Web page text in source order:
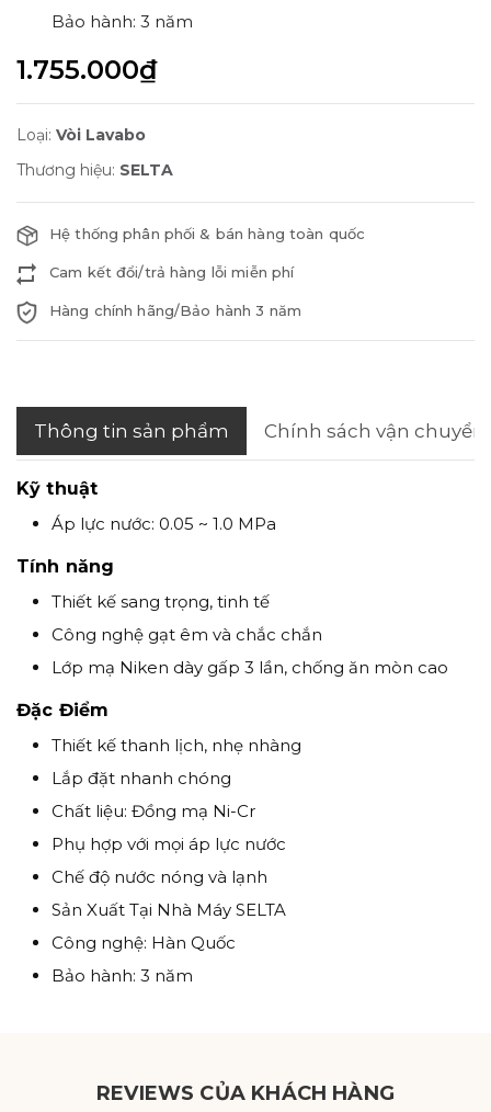
Bảo hành: 3 năm
1.755.000₫
Loại: Vòi Lavabo
Thương hiệu: SELTA
Hệ thống phân phối & bán hàng toàn quốc
Cam kết đổi/trả hàng lỗi miễn phí
Hàng chính hãng/Bảo hành 3 năm
Thông tin sản phẩm Chính sách vận chuyển
Kỹ thuật
Áp lực nước: 0.05 ~ 1.0 MPa
Tính năng
Thiết kế sang trọng, tinh tế
Công nghệ gạt êm và chắc chắn
Lớp mạ Niken dày gấp 3 lần, chống ăn mòn cao
Đặc Điểm
Thiết kế thanh lịch, nhẹ nhàng
Lắp đặt nhanh chóng
Chất liệu: Đồng mạ Ni-Cr
Phụ hợp với mọi áp lực nước
Chế độ nước nóng và lạnh
Sản Xuất Tại Nhà Máy SELTA
Công nghệ: Hàn Quốc
Bảo hành: 3 năm
REVIEWS CỦA KHÁCH HÀNG